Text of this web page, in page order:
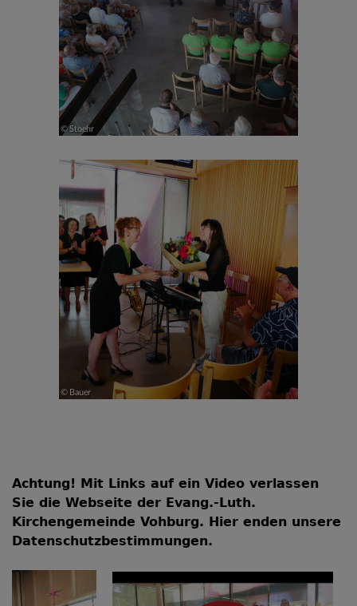
Achtung! Mit Links auf ein Video verlassen
Sie die Webseite der Evang.-Luth.
Kirchengemeinde Vohburg. Hier enden unsere
Datenschutzbestimmungen.